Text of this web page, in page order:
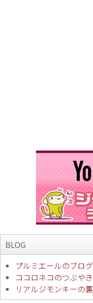
BLOG
プルミエールのブログ
ココロネコのつぶやき
リアルジモンキーの